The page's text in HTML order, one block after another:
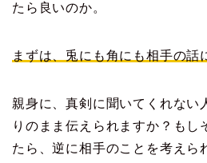
たら良いのか。
まずは、兎にも角にも相手の話
親身に、真剣に聞いてくれない
りのまま伝えられますか？もし
たら、逆に相手のことを考えら